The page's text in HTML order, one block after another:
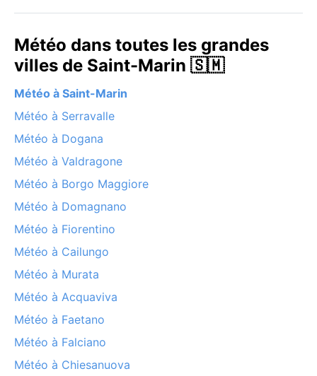
Météo dans toutes les grandes
villes de Saint-Marin 🇸🇲
Météo à Saint-Marin
Météo à Serravalle
Météo à Dogana
Météo à Valdragone
Météo à Borgo Maggiore
Météo à Domagnano
Météo à Fiorentino
Météo à Cailungo
Météo à Murata
Météo à Acquaviva
Météo à Faetano
Météo à Falciano
Météo à Chiesanuova